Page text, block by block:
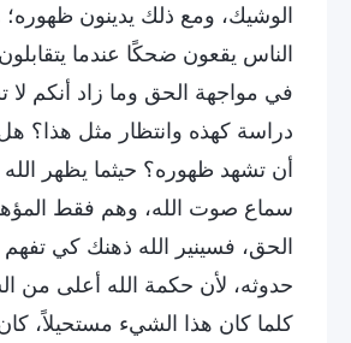
الوشيك، ومع ذلك يدينون
الناس يقعون ضحكًا عندما
في مواجهة الحق وما زاد أنكم لا
دراسة كهذه وانتظار مثل هذا؟
أن تشهد ظهوره؟ حيثما يظهر
سماع صوت الله، وهم فقط
الحق، فسينير الله ذهنك كي
حدوثه، لأن حكمة الله أعلى من
كلما كان هذا الشيء مستحيلاً،